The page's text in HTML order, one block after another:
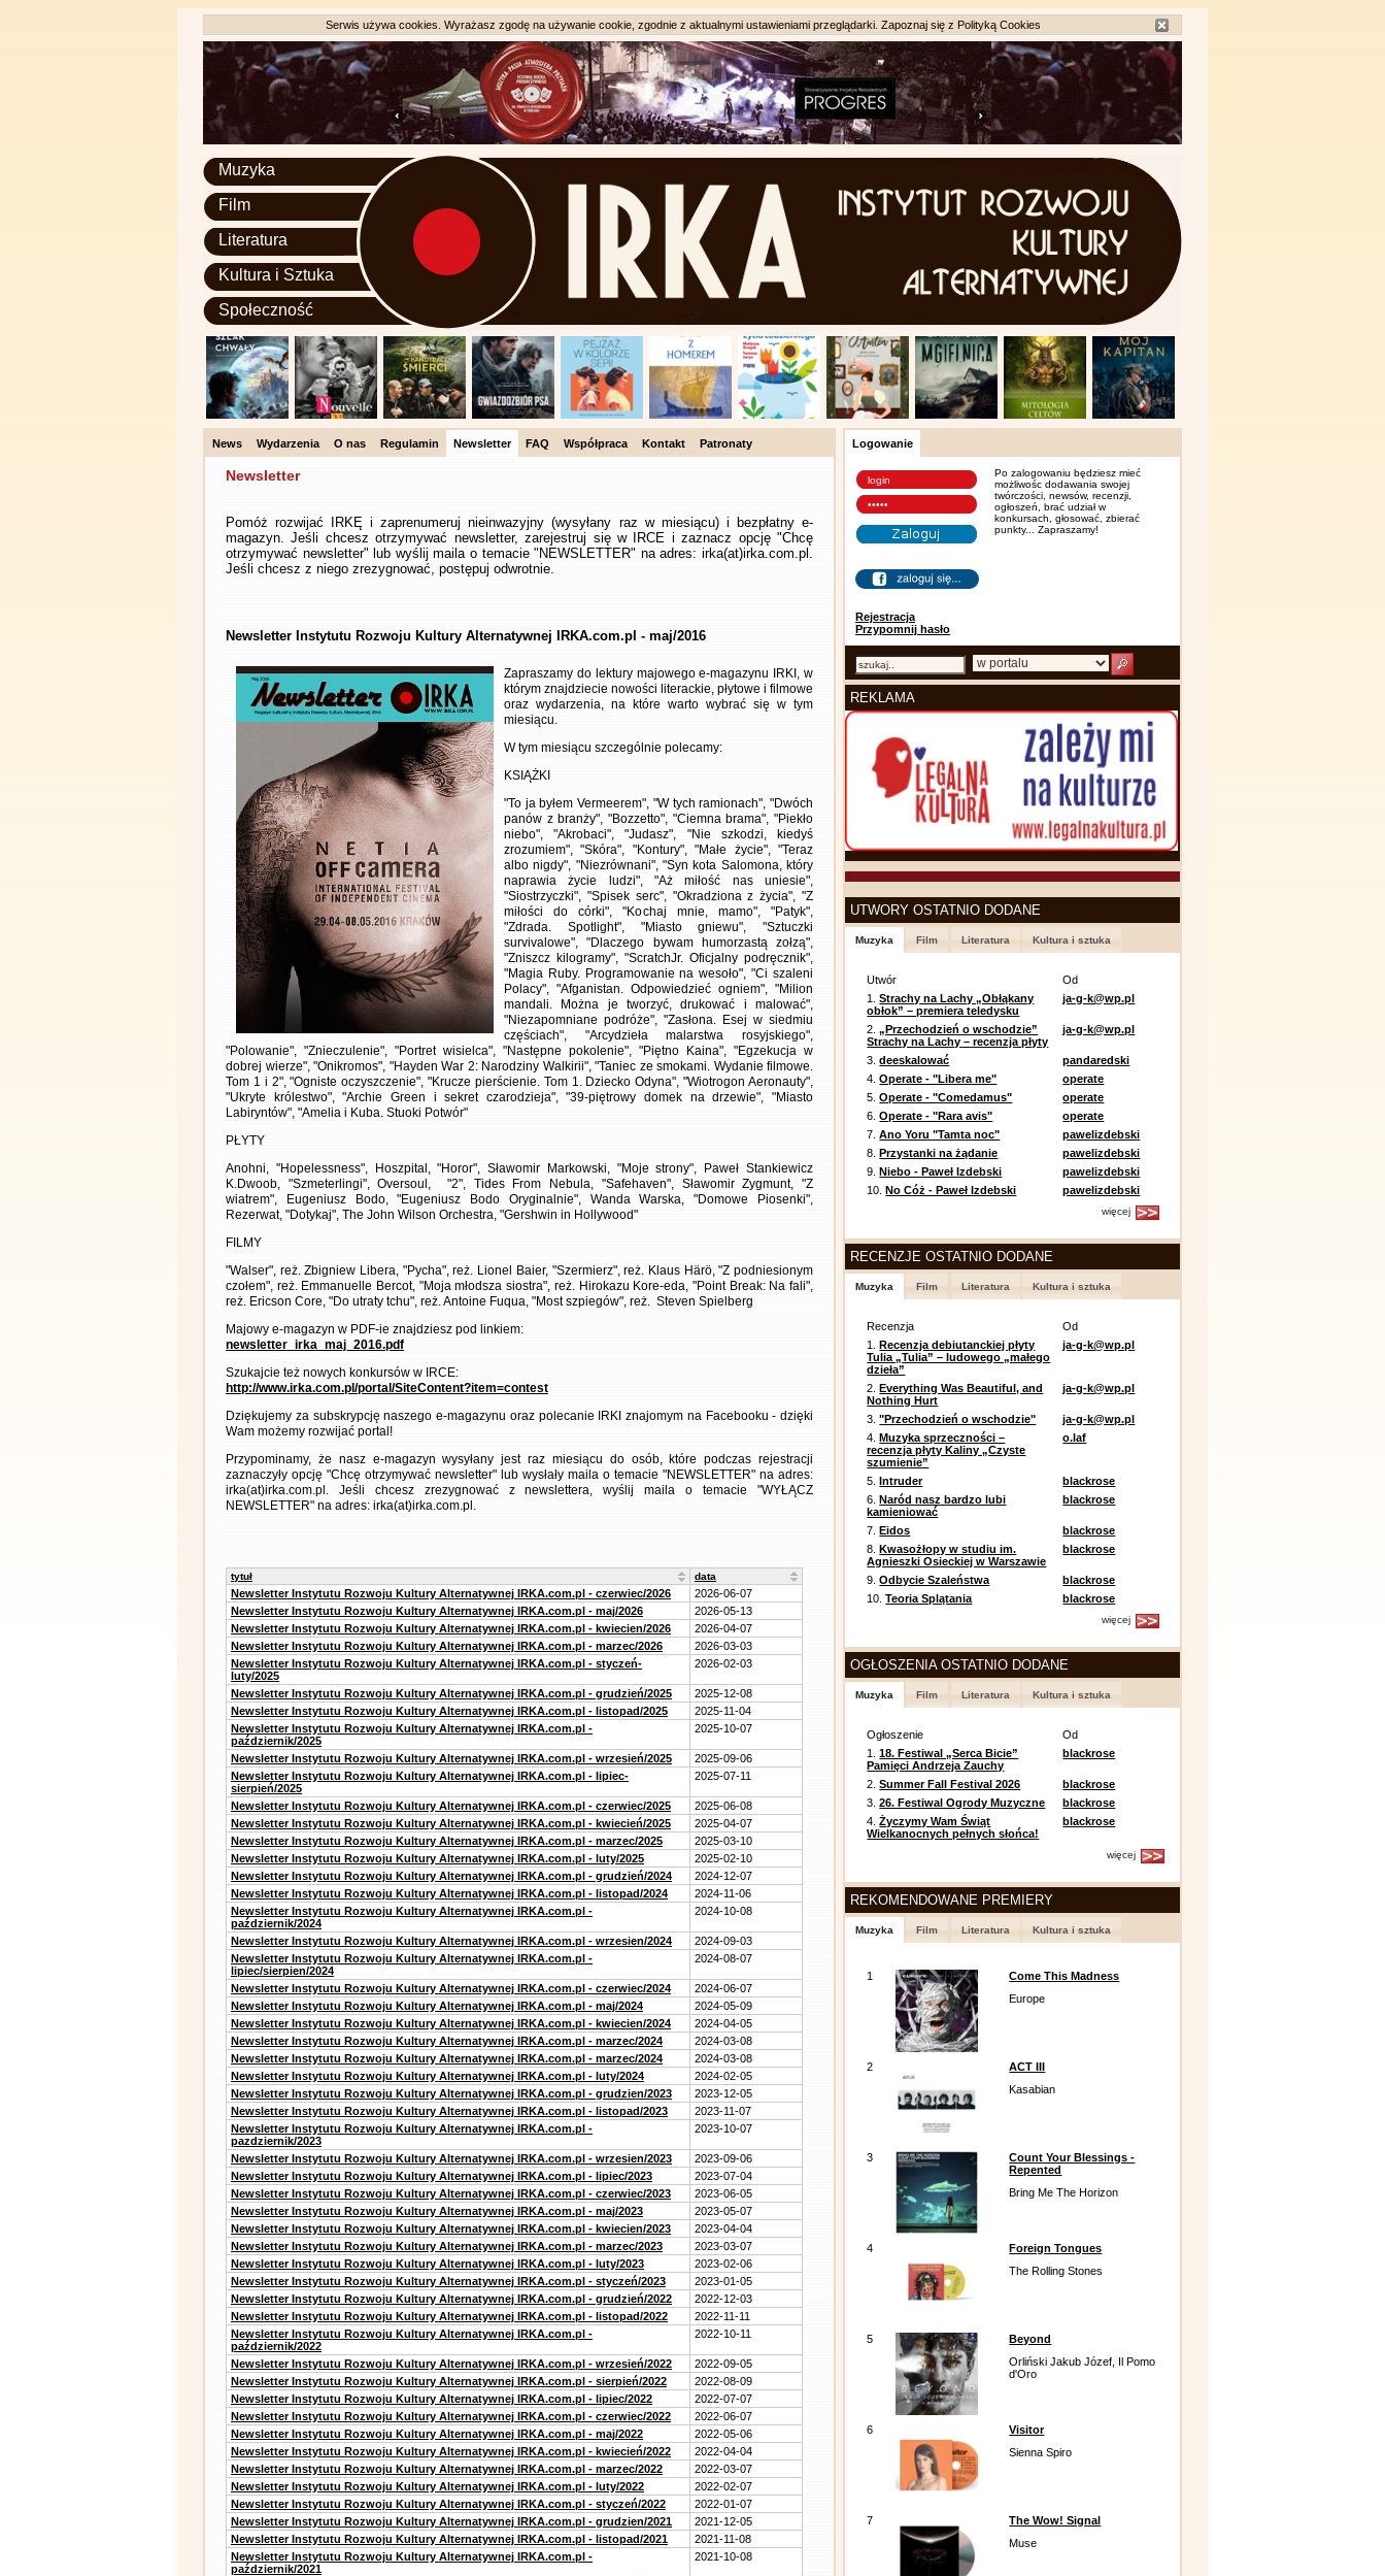
Serwis używa cookies. Wyrażasz zgodę na używanie cookie, zgodnie z aktualnymi ustawieniami przeglądarki. Zapoznaj się z Polityką Cookies
Muzyka
Film
Literatura
Kultura i Sztuka
Społeczność
News Wydarzenia O nas Regulamin Newsletter FAQ Współpraca Kontakt Patronaty
Newsletter
Pomóż rozwijać IRKĘ i zaprenumeruj nieinwazyjny (wysyłany raz w miesiącu) i bezpłatny e-
magazyn. Jeśli chcesz otrzymywać newsletter, zarejestruj się w IRCE i zaznacz opcję "Chcę
otrzymywać newsletter" lub wyślij maila o temacie "NEWSLETTER" na adres: irka(at)irka.com.pl.
Jeśli chcesz z niego zrezygnować, postępuj odwrotnie.
Newsletter Instytutu Rozwoju Kultury Alternatywnej IRKA.com.pl - maj/2016
Zapraszamy do lektury majowego e-magazynu IRKI, w
którym znajdziecie nowości literackie, płytowe i filmowe
oraz wydarzenia, na które warto wybrać się w tym
miesiącu.
W tym miesiącu szczególnie polecamy:
KSIĄŻKI
"To ja byłem Vermeerem", "W tych ramionach", "Dwóch
panów z branży", "Bozzetto", "Ciemna brama", "Piekło
niebo", "Akrobaci", "Judasz", "Nie szkodzi, kiedyś
zrozumiem", "Skóra", "Kontury", "Małe życie", "Teraz
albo nigdy", "Niezrównani", "Syn kota Salomona, który
naprawia życie ludzi", "Aż miłość nas uniesie",
"Siostrzyczki", "Spisek serc", "Okradziona z życia", "Z
miłości do córki", "Kochaj mnie, mamo", "Patyk",
"Zdrada. Spotlight", "Miasto gniewu", "Sztuczki
survivalowe", "Dlaczego bywam humorzastą zołzą",
"Zniszcz kilogramy", "ScratchJr. Oficjalny podręcznik",
"Magia Ruby. Programowanie na wesoło", "Ci szaleni
Polacy", "Afganistan. Odpowiedzieć ogniem", "Milion
mandali. Można je tworzyć, drukować i malować",
"Niezapomniane podróże", "Zasłona. Esej w siedmiu
częściach", "Arcydzieła malarstwa rosyjskiego",
"Polowanie", "Znieczulenie", "Portret wisielca", "Następne pokolenie", "Piętno Kaina", "Egzekucja w
dobrej wierze", "Onikromos", "Hayden War 2: Narodziny Walkirii", "Taniec ze smokami. Wydanie filmowe.
Tom 1 i 2", "Ogniste oczyszczenie", "Krucze pierścienie. Tom 1. Dziecko Odyna", "Wiotrogon Aeronauty",
"Ukryte królestwo", "Archie Green i sekret czarodzieja", "39-piętrowy domek na drzewie", "Miasto
Labiryntów", "Amelia i Kuba. Stuoki Potwór"
PŁYTY
Anohni, "Hopelessness", Hoszpital, "Horor", Sławomir Markowski, "Moje strony", Paweł Stankiewicz
K.Dwoob, "Szmeterlingi", Oversoul, "2", Tides From Nebula, "Safehaven", Sławomir Zygmunt, "Z
wiatrem", Eugeniusz Bodo, "Eugeniusz Bodo Oryginalnie", Wanda Warska, "Domowe Piosenki",
Rezerwat, "Dotykaj", The John Wilson Orchestra, "Gershwin in Hollywood"
FILMY
"Walser", reż. Zbigniew Libera, "Pycha", reż. Lionel Baier, "Szermierz", reż. Klaus Härö, "Z podniesionym
czołem", reż. Emmanuelle Bercot, "Moja młodsza siostra", reż. Hirokazu Kore-eda, "Point Break: Na fali",
reż. Ericson Core, "Do utraty tchu", reż. Antoine Fuqua, "Most szpiegów", reż. Steven Spielberg
Majowy e-magazyn w PDF-ie znajdziesz pod linkiem:
newsletter_irka_maj_2016.pdf
Szukajcie też nowych konkursów w IRCE:
http://www.irka.com.pl/portal/SiteContent?item=contest
Dziękujemy za subskrypcję naszego e-magazynu oraz polecanie IRKI znajomym na Facebooku - dzięki
Wam możemy rozwijać portal!
Przypominamy, że nasz e-magazyn wysyłany jest raz miesiącu do osób, które podczas rejestracji
zaznaczyły opcję "Chcę otrzymywać newsletter" lub wysłały maila o temacie "NEWSLETTER" na adres:
irka(at)irka.com.pl. Jeśli chcesz zrezygnować z newslettera, wyślij maila o temacie "WYŁĄCZ
NEWSLETTER" na adres: irka(at)irka.com.pl.
tytuł data
Newsletter Instytutu Rozwoju Kultury Alternatywnej IRKA.com.pl - czerwiec/2026
2026-06-07
Newsletter Instytutu Rozwoju Kultury Alternatywnej IRKA.com.pl - maj/2026
2026-05-13
Newsletter Instytutu Rozwoju Kultury Alternatywnej IRKA.com.pl - kwiecien/2026
2026-04-07
Newsletter Instytutu Rozwoju Kultury Alternatywnej IRKA.com.pl - marzec/2026
2026-03-03
Newsletter Instytutu Rozwoju Kultury Alternatywnej IRKA.com.pl - styczeń-
luty/2025
2026-02-03
Newsletter Instytutu Rozwoju Kultury Alternatywnej IRKA.com.pl - grudzień/2025
2025-12-08
Newsletter Instytutu Rozwoju Kultury Alternatywnej IRKA.com.pl - listopad/2025
2025-11-04
Newsletter Instytutu Rozwoju Kultury Alternatywnej IRKA.com.pl -
październik/2025
2025-10-07
Newsletter Instytutu Rozwoju Kultury Alternatywnej IRKA.com.pl - wrzesień/2025
2025-09-06
Newsletter Instytutu Rozwoju Kultury Alternatywnej IRKA.com.pl - lipiec-
sierpień/2025
2025-07-11
Newsletter Instytutu Rozwoju Kultury Alternatywnej IRKA.com.pl - czerwiec/2025
2025-06-08
Newsletter Instytutu Rozwoju Kultury Alternatywnej IRKA.com.pl - kwiecień/2025
2025-04-07
Newsletter Instytutu Rozwoju Kultury Alternatywnej IRKA.com.pl - marzec/2025
2025-03-10
Newsletter Instytutu Rozwoju Kultury Alternatywnej IRKA.com.pl - luty/2025
2025-02-10
Newsletter Instytutu Rozwoju Kultury Alternatywnej IRKA.com.pl - grudzień/2024
2024-12-07
Newsletter Instytutu Rozwoju Kultury Alternatywnej IRKA.com.pl - listopad/2024
2024-11-06
Newsletter Instytutu Rozwoju Kultury Alternatywnej IRKA.com.pl -
październik/2024
2024-10-08
Newsletter Instytutu Rozwoju Kultury Alternatywnej IRKA.com.pl - wrzesien/2024
2024-09-03
Newsletter Instytutu Rozwoju Kultury Alternatywnej IRKA.com.pl -
lipiec/sierpien/2024
2024-08-07
Newsletter Instytutu Rozwoju Kultury Alternatywnej IRKA.com.pl - czerwiec/2024
2024-06-07
Newsletter Instytutu Rozwoju Kultury Alternatywnej IRKA.com.pl - maj/2024
2024-05-09
Newsletter Instytutu Rozwoju Kultury Alternatywnej IRKA.com.pl - kwiecien/2024
2024-04-05
Newsletter Instytutu Rozwoju Kultury Alternatywnej IRKA.com.pl - marzec/2024
2024-03-08
Newsletter Instytutu Rozwoju Kultury Alternatywnej IRKA.com.pl - marzec/2024
2024-03-08
Newsletter Instytutu Rozwoju Kultury Alternatywnej IRKA.com.pl - luty/2024
2024-02-05
Newsletter Instytutu Rozwoju Kultury Alternatywnej IRKA.com.pl - grudzien/2023
2023-12-05
Newsletter Instytutu Rozwoju Kultury Alternatywnej IRKA.com.pl - listopad/2023
2023-11-07
Newsletter Instytutu Rozwoju Kultury Alternatywnej IRKA.com.pl -
pazdziernik/2023
2023-10-07
Newsletter Instytutu Rozwoju Kultury Alternatywnej IRKA.com.pl - wrzesien/2023
2023-09-06
Newsletter Instytutu Rozwoju Kultury Alternatywnej IRKA.com.pl - lipiec/2023
2023-07-04
Newsletter Instytutu Rozwoju Kultury Alternatywnej IRKA.com.pl - czerwiec/2023
2023-06-05
Newsletter Instytutu Rozwoju Kultury Alternatywnej IRKA.com.pl - maj/2023
2023-05-07
Newsletter Instytutu Rozwoju Kultury Alternatywnej IRKA.com.pl - kwiecien/2023
2023-04-04
Newsletter Instytutu Rozwoju Kultury Alternatywnej IRKA.com.pl - marzec/2023
2023-03-07
Newsletter Instytutu Rozwoju Kultury Alternatywnej IRKA.com.pl - luty/2023
2023-02-06
Newsletter Instytutu Rozwoju Kultury Alternatywnej IRKA.com.pl - styczeń/2023
2023-01-05
Newsletter Instytutu Rozwoju Kultury Alternatywnej IRKA.com.pl - grudzień/2022
2022-12-03
Newsletter Instytutu Rozwoju Kultury Alternatywnej IRKA.com.pl - listopad/2022
2022-11-11
Newsletter Instytutu Rozwoju Kultury Alternatywnej IRKA.com.pl -
październik/2022
2022-10-11
Newsletter Instytutu Rozwoju Kultury Alternatywnej IRKA.com.pl - wrzesień/2022
2022-09-05
Newsletter Instytutu Rozwoju Kultury Alternatywnej IRKA.com.pl - sierpień/2022
2022-08-09
Newsletter Instytutu Rozwoju Kultury Alternatywnej IRKA.com.pl - lipiec/2022
2022-07-07
Newsletter Instytutu Rozwoju Kultury Alternatywnej IRKA.com.pl - czerwiec/2022
2022-06-07
Newsletter Instytutu Rozwoju Kultury Alternatywnej IRKA.com.pl - maj/2022
2022-05-06
Newsletter Instytutu Rozwoju Kultury Alternatywnej IRKA.com.pl - kwiecień/2022
2022-04-04
Newsletter Instytutu Rozwoju Kultury Alternatywnej IRKA.com.pl - marzec/2022
2022-03-07
Newsletter Instytutu Rozwoju Kultury Alternatywnej IRKA.com.pl - luty/2022
2022-02-07
Newsletter Instytutu Rozwoju Kultury Alternatywnej IRKA.com.pl - styczeń/2022
2022-01-07
Newsletter Instytutu Rozwoju Kultury Alternatywnej IRKA.com.pl - grudzien/2021
2021-12-05
Newsletter Instytutu Rozwoju Kultury Alternatywnej IRKA.com.pl - listopad/2021
2021-11-08
Newsletter Instytutu Rozwoju Kultury Alternatywnej IRKA.com.pl -
październik/2021
2021-10-08
Logowanie
Rejestracja
Przypomnij hasło
Po zalogowaniu będziesz mieć
możliwośc dodawania swojej
twórczości, newsów, recenzji,
ogłoszeń, brać udział w
konkursach, głosować, zbierać
punkty... Zapraszamy!
REKLAMA
UTWORY OSTATNIO DODANE
Muzyka Film Literatura Kultura i sztuka
Utwór
Od
1.Strachy na Lachy „Obłąkany
obłok” – premiera teledysku
ja-g-k@wp.pl
2.„Przechodzień o wschodzie”
Strachy na Lachy – recenzja płyty
ja-g-k@wp.pl
3.deeskalować
pandaredski
4.Operate - "Libera me"
operate
5.Operate - "Comedamus"
operate
6.Operate - "Rara avis"
operate
7.Ano Yoru "Tamta noc"
pawelizdebski
8.Przystanki na żądanie
pawelizdebski
9.Niebo - Paweł Izdebski
pawelizdebski
10.No Cóż - Paweł Izdebski pawelizdebski
więcej
RECENZJE OSTATNIO DODANE
Muzyka Film Literatura Kultura i sztuka
Recenzja
Od
1.Recenzja debiutanckiej płyty
Tulia „Tulia” – ludowego „małego
dzieła”
ja-g-k@wp.pl
2.Everything Was Beautiful, and
Nothing Hurt
ja-g-k@wp.pl
3."Przechodzień o wschodzie"
ja-g-k@wp.pl
4.Muzyka sprzeczności –
recenzja płyty Kaliny „Czyste
szumienie”
o.laf
5.Intruder
blackrose
6.Naród nasz bardzo lubi
kamieniować
blackrose
7.Eidos
blackrose
8.Kwasożłopy w studiu im.
Agnieszki Osieckiej w Warszawie
blackrose
9.Odbycie Szaleństwa
blackrose
10.Teoria Splątania blackrose
więcej
OGŁOSZENIA OSTATNIO DODANE
Muzyka Film Literatura Kultura i sztuka
Ogłoszenie
Od
1.18. Festiwal „Serca Bicie”
Pamięci Andrzeja Zauchy
blackrose
2.Summer Fall Festival 2026
blackrose
3.26. Festiwal Ogrody Muzyczne
blackrose
4.Życzymy Wam Świąt
Wielkanocnych pełnych słońca!
blackrose
więcej
REKOMENDOWANE PREMIERY
Muzyka Film Literatura Kultura i sztuka
1
Come This Madness
Europe
2
ACT III
Kasabian
3
Count Your Blessings -
Repented
Bring Me The Horizon
4
Foreign Tongues
The Rolling Stones
5
Beyond
Orliński Jakub Józef, Il Pomo
d'Oro
6
Visitor
Sienna Spiro
7
The Wow! Signal
Muse